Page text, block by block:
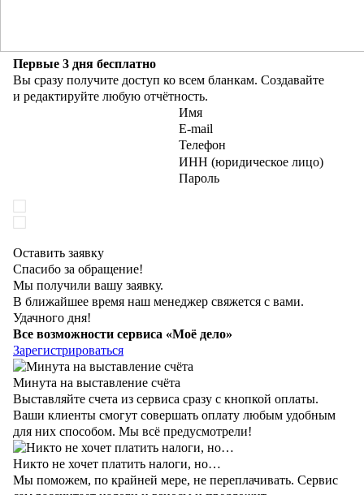
Первые 3 дня бесплатно
Вы сразу получите доступ ко всем бланкам. Создавайте
и редактируйте любую отчётность.
Имя
E-mail
Телефон
ИНН (юридическое лицо)
Пароль
Оставить заявку
Спасибо за обращение!
Мы получили вашу заявку.
В ближайшее время наш менеджер свяжется с вами.
Удачного дня!
Все возможности сервиса «Моё дело»
Зарегистрироваться
Минута на выставление счёта
Выставляйте счета из сервиса сразу с кнопкой оплаты.
Ваши клиенты смогут совершать оплату любым удобным
для них способом. Мы всё предусмотрели!
Никто не хочет платить налоги, но…
Мы поможем, по крайней мере, не переплачивать. Сервис